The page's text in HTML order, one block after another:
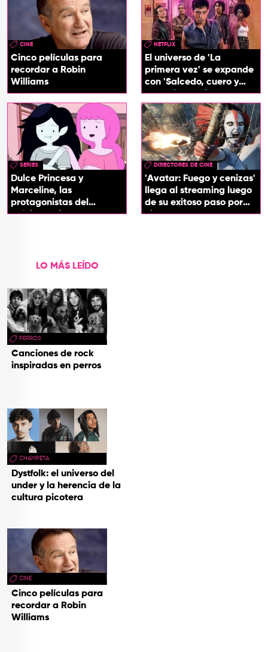
CINE
Cinco películas para
recordar a Robin
Williams
NETFLIX
El universo de 'La
primera vez' se expande
con 'Salcedo, cuero y
boogaloo', spin off
SERIES
Dulce Princesa y
Marceline, las
protagonistas del
próximo spin-off de 'Hora
DIRECTORES DE CINE
'Avatar: Fuego y cenizas'
llega al streaming luego
de su exitoso paso por
cines
LO MÁS LEÍDO
PERROS
Canciones de rock
inspiradas en perros
CHAMPETA
Dystfolk: el universo del
under y la herencia de la
cultura picotera
CINE
Cinco películas para
recordar a Robin
Williams